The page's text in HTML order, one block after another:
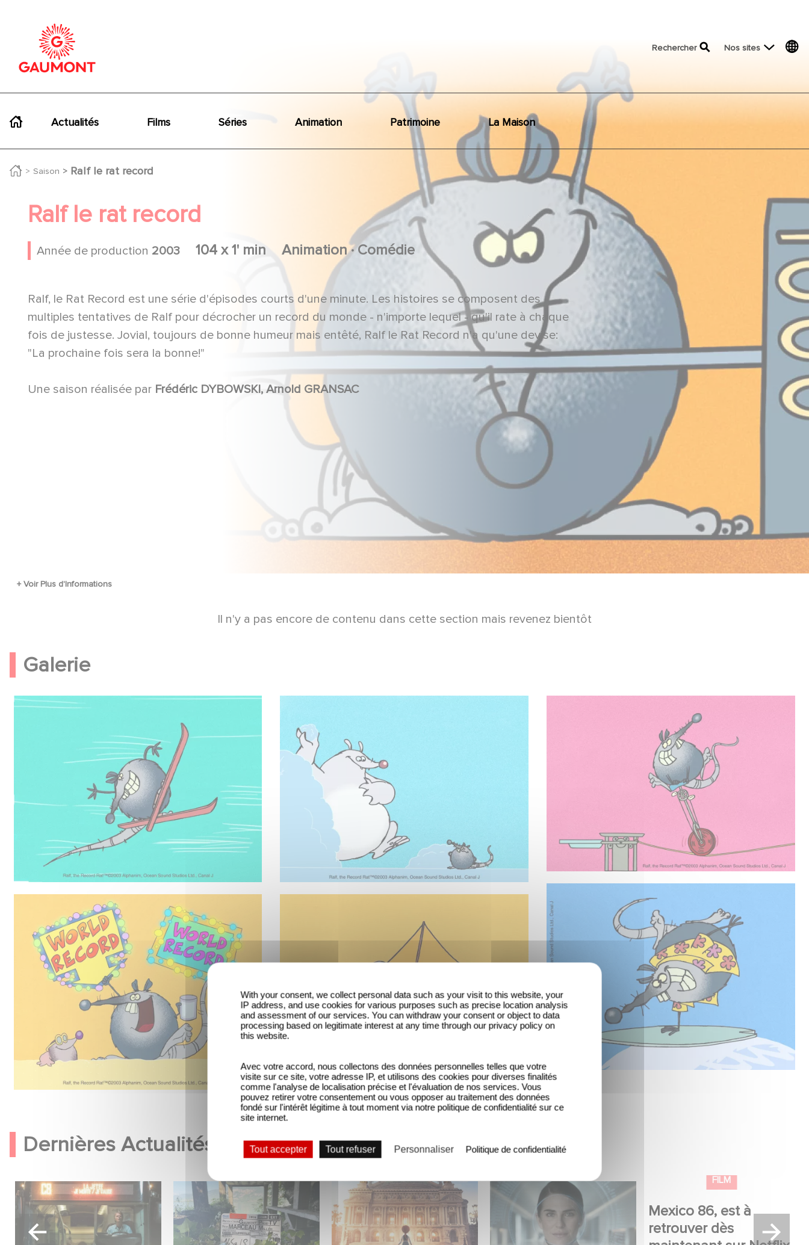
top menu
Rechercher Nos sites
Actualités Films Séries Animation Patrimoine La Maison
Saison Ralf le rat record
Ralf le rat record
Année de production 2003 104 x 1' min Animation.Comédie
Ralf, le Rat Record est une série d'épisodes courts d'une minute. Les histoires se composent des
multiples tentatives de Ralf pour décrocher un record du monde - n'importe lequel - qu'il rate à chaque
fois de justesse. Jovial, toujours de bonne humeur mais entêté, Ralf le Rat Record n'a qu'une devise:
"La prochaine fois sera la bonne!"
Une saison réalisée par Frédéric DYBOWSKI, Arnold GRANSAC
Il n'y a pas encore de contenu dans cette section mais revenez bientôt
Galerie
Dernières Actualités
Une date de sortie pour le
nouveau film de Franck
Dubosc
Le tournage de la mini-
série Le Roman de
Marceau Miller a débuté
Gaumont et Good Hero
annoncent la suite de
Ballerina
La nouvelle production
Gaumont USA : « Futuro
Desierto »
Mexico 86, est à retrouver
dès maintenant sur Netflix
With your consent, we collect personal data such as your visit to this website, your
IP address, and use cookies for various purposes such as precise location analysis
and assessment of our services. You can withdraw your consent or object to data
processing based on legitimate interest at any time through our privacy policy on
this website.
Avec votre accord, nous collectons des données personnelles telles que votre
visite sur ce site, votre adresse IP, et utilisons des cookies pour diverses finalités
comme l'analyse de localisation précise et l'évaluation de nos services. Vous
pouvez retirer votre consentement ou vous opposer au traitement des données
fondé sur l'intérêt légitime à tout moment via notre politique de confidentialité sur ce
site internet.
Tout accepter Tout refuser Personnaliser Politique de confidentialité